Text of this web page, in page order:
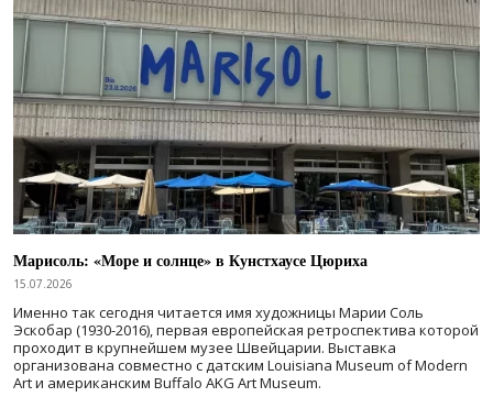
Марисоль: «Море и солнце» в Кунстхаусе Цюриха
15.07.2026
Именно так сегодня читается имя художницы Марии Соль
Эскобар (1930-2016), первая европейская ретроспектива которой
проходит в крупнейшем музее Швейцарии. Выставка
организована совместно с датским Louisiana Museum of Modern
Art и американским Buffalo AKG Art Museum.